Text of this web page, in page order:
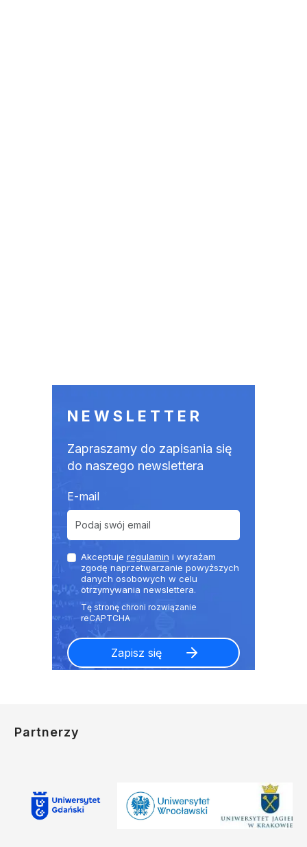
NEWSLETTER
Zapraszamy do zapisania się
do naszego newslettera
E-mail
Akceptuje regulamin i wyrażam
zgodę naprzetwarzanie powyższych
danych osobowych w celu
otrzymywania newslettera.
Partnerzy